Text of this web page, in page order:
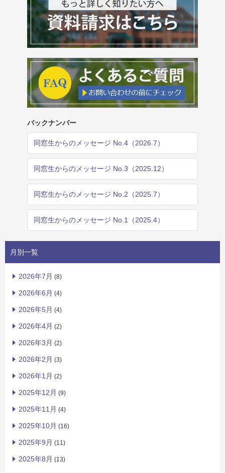
バックナンバー
同窓生からのメッセージ No.4（2026.7）
同窓生からのメッセージ No.3（2025.12）
同窓生からのメッセージ No.2（2025.7）
同窓生からのメッセージ No.1（2025.4）
月別一覧
2026年7月 (8)
2026年6月 (4)
2026年5月 (4)
2026年4月 (2)
2026年3月 (2)
2026年2月 (3)
2026年1月 (2)
2025年12月 (9)
2025年11月 (4)
2025年10月 (16)
2025年9月 (11)
2025年8月 (13)